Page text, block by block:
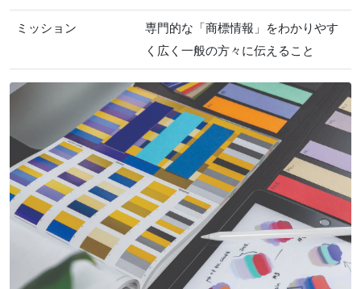
ミッション
専門的な「商標情報」をわかりやす
く広く一般の方々に伝えること